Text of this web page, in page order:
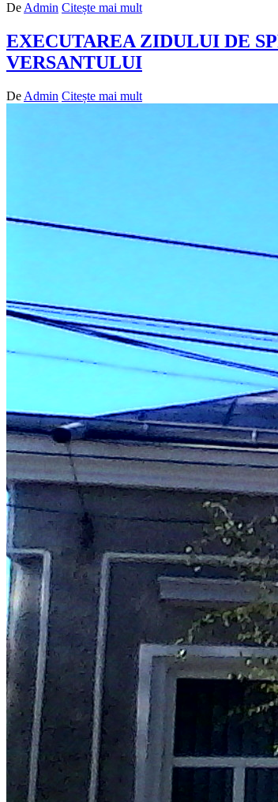
DeAdmin Citește mai mult
EXECUTAREA ZIDULUI DE
VERSANTULUI
De Admin Citește mai mult